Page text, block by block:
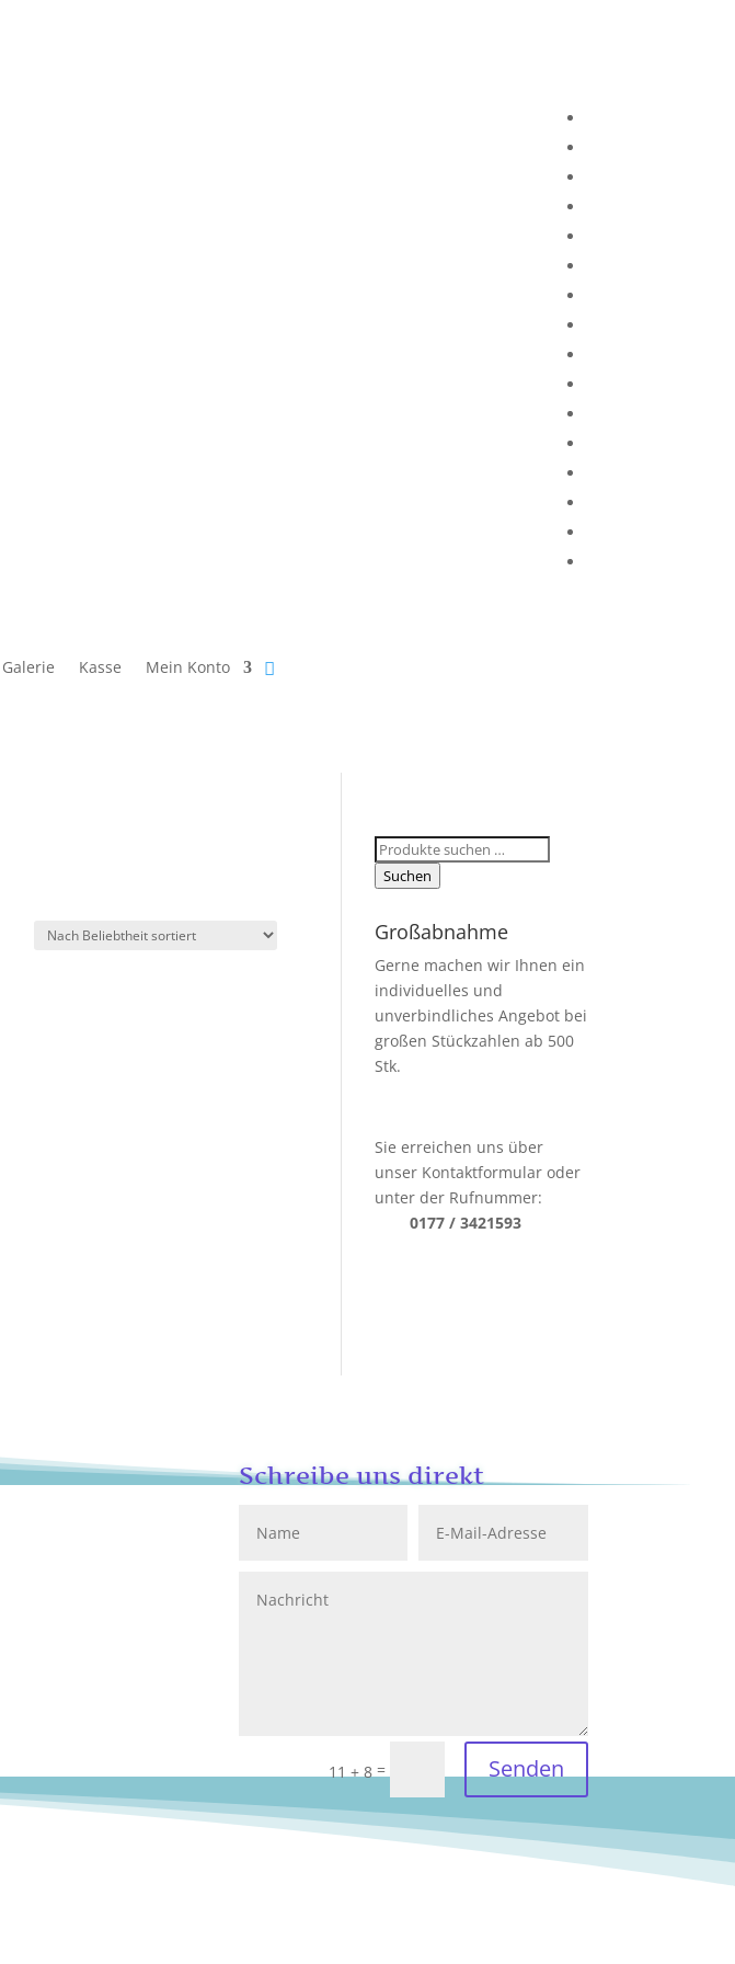
Galerie Kasse Mein Konto
Suchen
nach:
Suchen
Großabnahme
Gerne machen wir Ihnen ein
individuelles und
unverbindliches Angebot bei
großen Stückzahlen ab 500
Stk.
Sie erreichen uns über
unser Kontaktformular oder
unter der Rufnummer:
0177 / 3421593
Schreibe uns direkt
11 + 8= Senden